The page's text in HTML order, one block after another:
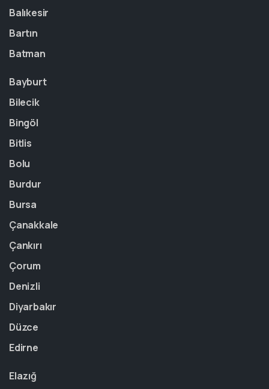
Balıkesir
Bartın
Batman
Bayburt
Bilecik
Bingöl
Bitlis
Bolu
Burdur
Bursa
Çanakkale
Çankırı
Çorum
Denizli
Diyarbakır
Düzce
Edirne
Elazığ